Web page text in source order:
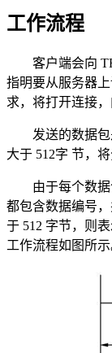
工作流程
客户端会向
指明要从服务器
求，将打开连接
发送的数据
大于 512字 节，
由于每个数
都包含数据编号
于 512 字节，则
工作流程如图所示